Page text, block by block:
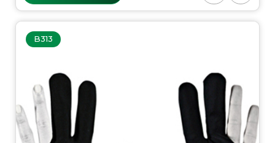
B313